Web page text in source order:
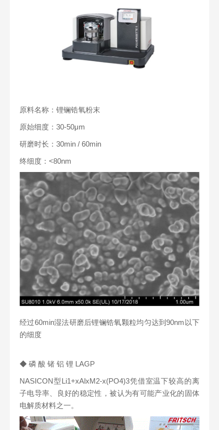
原料名称：锂镧锆氧粉末
原始细度：30-50μm
研磨时长：30min / 60min
终细度：<80nm
经过60min湿法研磨后锂镧锆氧颗粒均匀达到90nm以下
的细度
◆ 磷 酸 锗 铝 锂 LAGP
NASICON型Li1+xAlxM2-x(PO4)3凭借室温下较高的离
子电导率、良好的稳定性，被认为有可能产业化的固体
电解质材料之一。